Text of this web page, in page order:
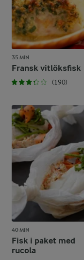
35 MIN
Fransk vitlöksfisk
(190)
40 MIN
Fisk i paket med
rucola